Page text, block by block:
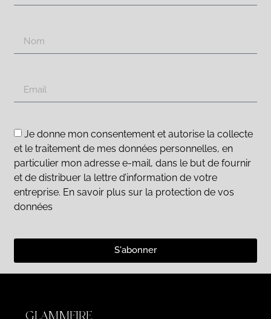
Je donne mon consentement et autorise la collecte
et le traitement de mes données personnelles, en
particulier mon adresse e-mail, dans le but de fournir
et de distribuer la lettre d’information de votre
entreprise. En savoir plus sur la protection de vos
données
S'abonner